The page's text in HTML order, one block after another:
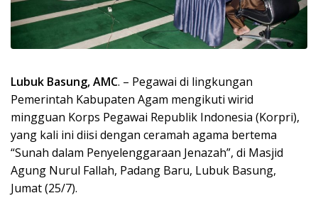
Lubuk Basung, AMC. – Pegawai di lingkungan
Pemerintah Kabupaten Agam mengikuti wirid
mingguan Korps Pegawai Republik Indonesia (Korpri),
yang kali ini diisi dengan ceramah agama bertema
“Sunah dalam Penyelenggaraan Jenazah”, di Masjid
Agung Nurul Fallah, Padang Baru, Lubuk Basung,
Jumat (25/7).